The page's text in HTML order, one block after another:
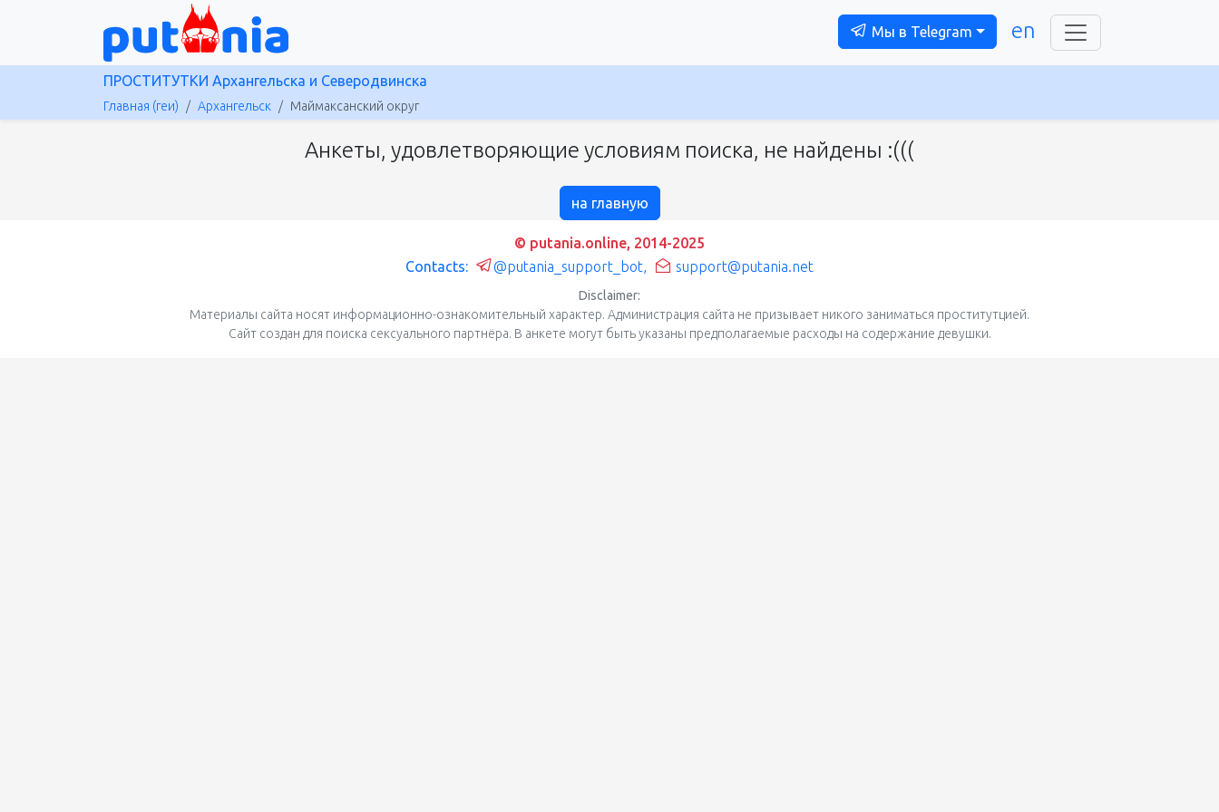
Мы в Telegram en
ПРОСТИТУТКИ Архангельска и Северодвинска
Главная (геи) Архангельск Маймаксанский округ
Анкеты, удовлетворяющие условиям поиска, не найдены :(((
на главную
© putania.online, 2014-2025
Contacts:
@putania_support_bot, support@putania.net
Disclaimer:
Материалы сайта носят информационно-ознакомительный характер. Администрация сайта не призывает никого заниматься проститутцией.
Сайт создан для поиска сексуального партнёра. В анкете могут быть указаны предполагаемые расходы на содержание девушки.